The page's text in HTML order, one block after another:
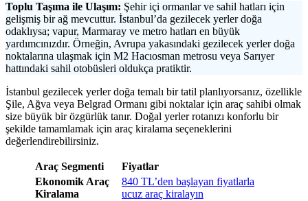
Toplu Taşıma ile Ulaşım: Şehir içi ormanlar ve sahil hatları için
gelişmiş bir ağ mevcuttur. İstanbul’da gezilecek yerler doğa
odaklıysa; vapur, Marmaray ve metro hatları en büyük
yardımcınızdır. Örneğin, Avrupa yakasındaki gezilecek yerler doğa
noktalarına ulaşmak için M2 Hacıosman metrosu veya Sarıyer
hattındaki sahil otobüsleri oldukça pratiktir.
İstanbul gezilecek yerler doğa temalı bir tatil planlıyorsanız, özellikle
Şile, Ağva veya Belgrad Ormanı gibi noktalar için araç sahibi olmak
size büyük bir özgürlük tanır. Doğal yerler rotanızı konforlu bir
şekilde tamamlamak için araç kiralama seçeneklerini
değerlendirebilirsiniz.
Araç Segmenti
Fiyatlar
Ekonomik Araç
Kiralama
840 TL’den başlayan fiyatlarla
ucuz araç kiralayın